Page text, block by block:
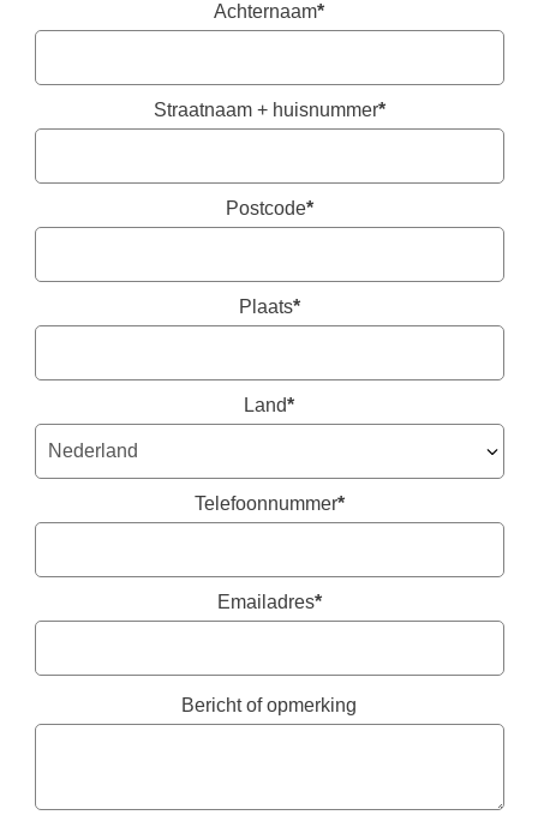
Achternaam*
Straatnaam + huisnummer*
Postcode*
Plaats*
Land*
Telefoonnummer*
Emailadres*
Bericht of opmerking